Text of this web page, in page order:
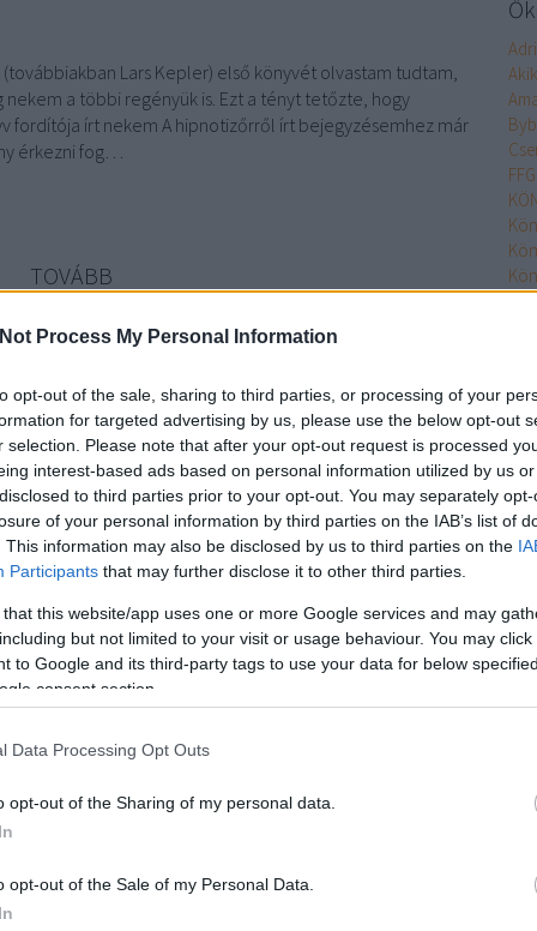
Process My Personal Information
opt-out of the sale, sharing to third parties, or processing of your
for targeted advertising by us, please use the below opt-out
selection. Please note that after your opt-out request is processed
interest-based ads based on personal information utilized by us
to third parties prior to your opt-out. You may separately
of your personal information by third parties on the IAB’s list of
This information may also be disclosed by us to third parties on the
Participants that may further disclose it to other third parties.
that this website/app uses one or more Google services and may
but not limited to your visit or usage behaviour. You may
to Google and its third-party tags to use your data for below
consent section.
Data Processing Opt Outs
opt-out of the Sharing of my personal data.
opt-out of the Sale of my Personal Data.
(továbbiakban Lars Kepler) első könyvét olvastam tudtam,
a többi regényük is. Ezt a tényt tetőzte, hogy
fordítója írt nekem A hipnotizőrről írt bejegyzésemhez már
érkezni fog…
TOVÁBB
hogy ne várjak Deaver következő regényének
is, még friss élmény A koporsótáncos. Másodszor, imádtam
témájú könyvét. Végül pedig, az Alexandra akciójának
olcsóbban…
könyv krimi alexandra jeffery deaver
11/